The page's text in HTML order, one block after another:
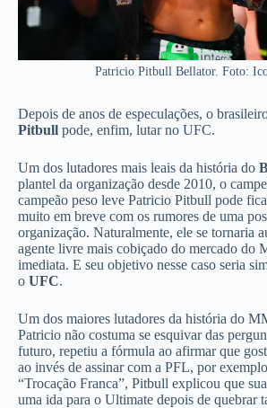
Patricio Pitbull Bellator. Foto:
Depois de anos de especulações, o
Pitbull pode, enfim, lutar no UFC.
Um dos lutadores mais leais da história do
plantel da organização desde 2010, o
campeão peso leve Patricio Pitbull pode
muito em breve com os rumores de uma
organização. Naturalmente, ele se tornaria
agente livre mais cobiçado do mercado do
imediata. E seu objetivo nesse caso seria
o UFC.
Um dos maiores lutadores da história do
Patricio não costuma se esquivar das
futuro, repetiu a fórmula ao afirmar que
ao invés de assinar com a PFL, por
“Trocação Franca”, Pitbull explicou que
uma ida para o Ultimate depois de quebrar